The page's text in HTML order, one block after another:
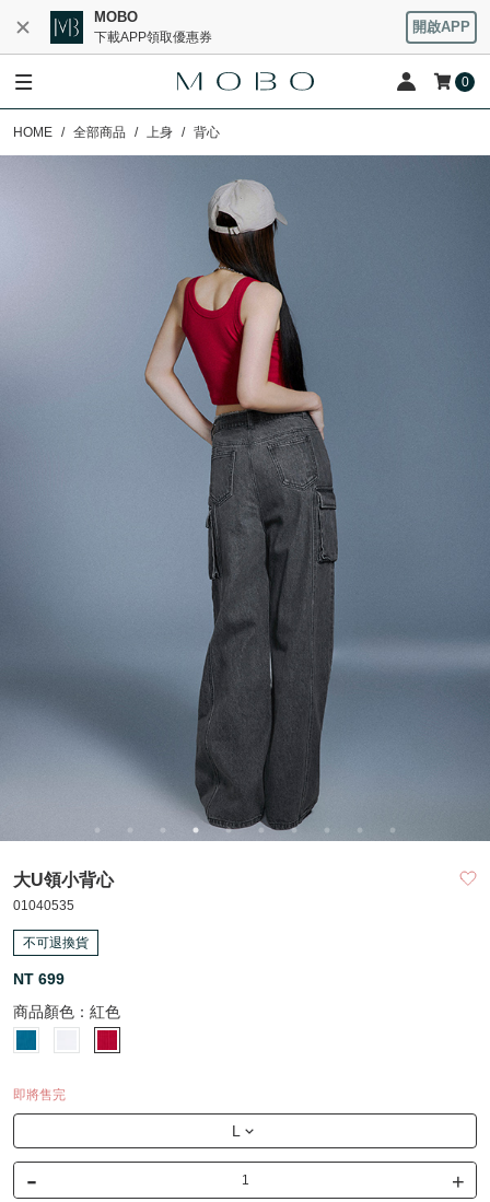
MOBO
下載APP領取優惠券
開啟APP
0
HOME 全部商品 上身 背心
大U領小背心
01040535
不可退換貨
NT 699
商品顏色： 紅色
即將售完
L
- +